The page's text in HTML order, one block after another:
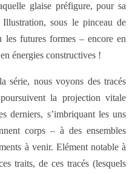
glaise préfigure, pour sa
sous le pinceau de
les futures formes – encore en
énergies constructives !
série, nous voyons des tracés
la projection vitale
derniers, s’imbriquant les uns
corps – à des ensembles
à venir. Elément notable à
traits, de ces tracés (lesquels